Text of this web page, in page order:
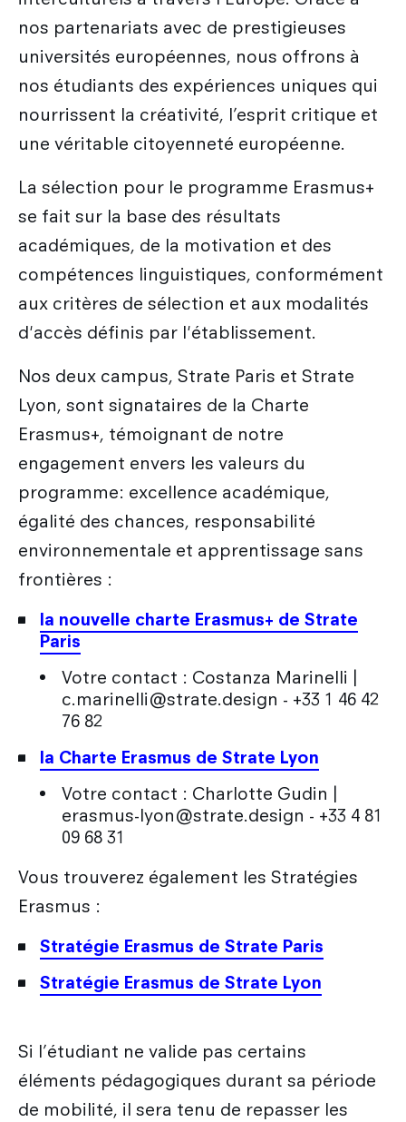
nos partenariats avec de prestigieuses
universités européennes, nous offrons à
nos étudiants des expériences uniques qui
nourrissent la créativité, l’esprit critique et
une véritable citoyenneté européenne.
La sélection pour le programme Erasmus+
se fait sur la base des résultats
académiques, de la motivation et des
compétences linguistiques, conformément
aux critères de sélection et aux modalités
d'accès définis par l'établissement.
Nos deux campus, Strate Paris et Strate
Lyon, sont signataires de la Charte
Erasmus+, témoignant de notre
engagement envers les valeurs du
programme: excellence académique,
égalité des chances, responsabilité
environnementale et apprentissage sans
frontières :
la nouvelle charte Erasmus+ de Strate
Paris
Votre contact : Costanza Marinelli |
c.marinelli@strate.design - +33 1 46 42
76 82
la Charte Erasmus de Strate Lyon
Votre contact : Charlotte Gudin |
erasmus-lyon@strate.design - +33 4 81
09 68 31
Vous trouverez également les Stratégies
Erasmus :
Stratégie Erasmus de Strate Paris
Stratégie Erasmus de Strate Lyon
Si l’étudiant ne valide pas certains
éléments pédagogiques durant sa période
de mobilité, il sera tenu de repasser les